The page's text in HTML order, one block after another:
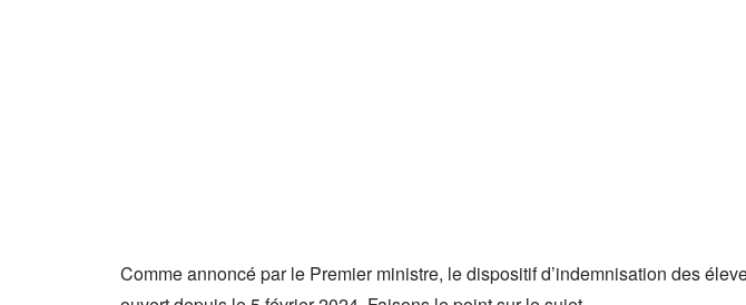
Comme annoncé par le Premier ministre, le dispositif d’indemnisation des